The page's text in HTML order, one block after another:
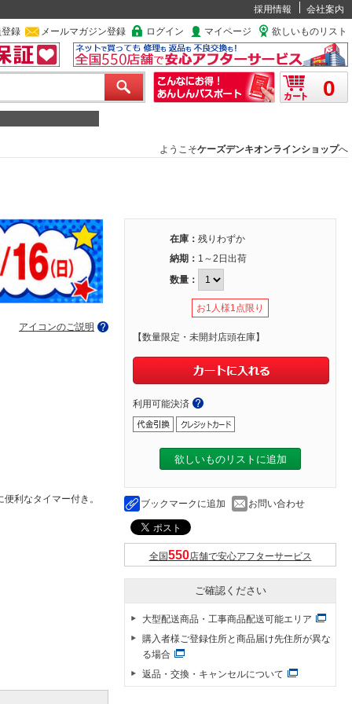
採用情報
会社案内
録 メールマガジン登録 ログイン マイページ 欲しいものリスト
0
ようこそケーズデンキオンラインショップへ
アイコンのご説明
利なタイマー付き。
在庫： 残りわずか
納期： 1～2日出荷
数量：
お1人様1点限り
【数量限定・未開封店頭在庫】
利用可能決済
欲しいものリストに追加
ブックマークに追加 お問い合わせ
全国 店舗で安心アフターサービス
ご確認ください
大型配送商品・工事商品配送可能エリア
購入者様ご登録住所と商品届け先住所が異な
る場合
返品・交換・キャンセルについて